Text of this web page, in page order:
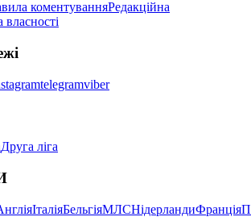
коментуванняРедакційна
telegramviber
Друга ліга
ІталіяБельгіяМЛСНідерландиФранція